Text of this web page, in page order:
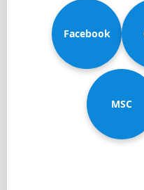
Facebook
MSC